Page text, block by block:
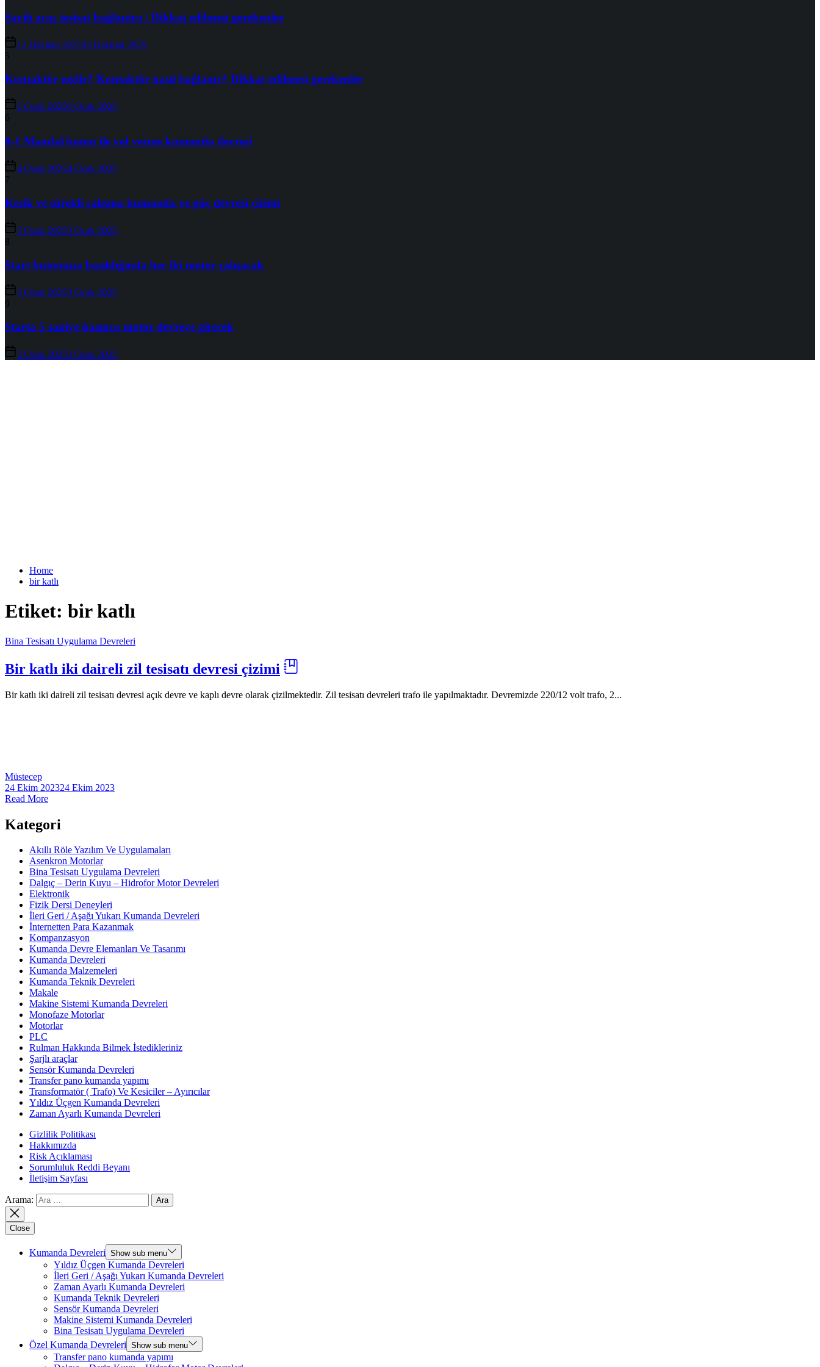
Şarjlı araç tesisat bağlantısı / Dikkat edilmesi gerekenler
12 Haziran 202512 Haziran 2025
5
Kontaktör nedir? Kontaktör nasıl bağlanır? Dikkat edilmesi gerekenler
6 Ocak 20256 Ocak 2025
6
0-1 Mandal buton ile yol verme kumanda devresi
4 Ocak 20254 Ocak 2025
7
Kesik ve sürekli çalışma kumanda ve güç devresi çizimi
3 Ocak 20253 Ocak 2025
8
Start butonuna basıldığında her iki motor çalışacak
3 Ocak 20253 Ocak 2025
9
Starta 5 saniye basınca motor devreye girecek
2 Ocak 20252 Ocak 2025
Home
bir katlı
Etiket: bir katlı
Bina Tesisatı Uygulama Devreleri
Bir katlı iki daireli zil tesisatı devresi çizimi
Bir katlı iki daireli zil tesisatı devresi açık devre ve kaplı devre olarak çizilmektedir. Zil tesisatı devreleri trafo ile yapılmaktadır. Devremizde 220/12 volt trafo, 2...
Müstecep
24 Ekim 202324 Ekim 2023
Read More
Kategori
Akıllı Röle Yazılım Ve Uygulamaları
Asenkron Motorlar
Bina Tesisatı Uygulama Devreleri
Dalgıç – Derin Kuyu – Hidrofor Motor Devreleri
Elektronik
Fizik Dersi Deneyleri
İleri Geri / Aşağı Yukarı Kumanda Devreleri
İnternetten Para Kazanmak
Kompanzasyon
Kumanda Devre Elemanları Ve Tasarımı
Kumanda Devreleri
Kumanda Malzemeleri
Kumanda Teknik Devreleri
Makale
Makine Sistemi Kumanda Devreleri
Monofaze Motorlar
Motorlar
PLC
Rulman Hakkında Bilmek İstedikleriniz
Şarjlı araçlar
Sensör Kumanda Devreleri
Transfer pano kumanda yapımı
Transformatör ( Trafo) Ve Kesiciler – Ayırıcılar
Yıldız Üçgen Kumanda Devreleri
Zaman Ayarlı Kumanda Devreleri
Gizlilik Politikası
Hakkımızda
Risk Açıklaması
Sorumluluk Reddi Beyanı
İletişim Sayfası
Arama:
Close
Kumanda Devreleri Show sub menu
Yıldız Üçgen Kumanda Devreleri
İleri Geri / Aşağı Yukarı Kumanda Devreleri
Zaman Ayarlı Kumanda Devreleri
Kumanda Teknik Devreleri
Sensör Kumanda Devreleri
Makine Sistemi Kumanda Devreleri
Bina Tesisatı Uygulama Devreleri
Özel Kumanda Devreleri Show sub menu
Transfer pano kumanda yapımı